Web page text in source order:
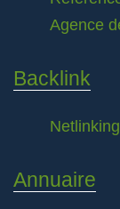
Agence
Backlink
Netlinking
Annuaire